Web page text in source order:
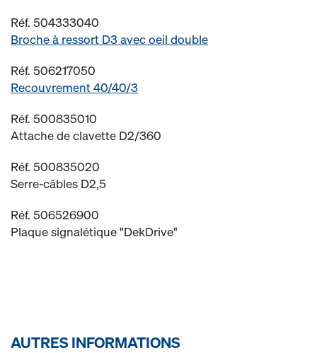
Réf. 504333040
Broche à ressort D3 avec oeil double
Réf. 506217050
Recouvrement 40/40/3
Réf. 500835010
Attache de clavette D2/360
Réf. 500835020
Serre-câbles D2,5
Réf. 506526900
Plaque signalétique "DekDrive"
AUTRES INFORMATIONS